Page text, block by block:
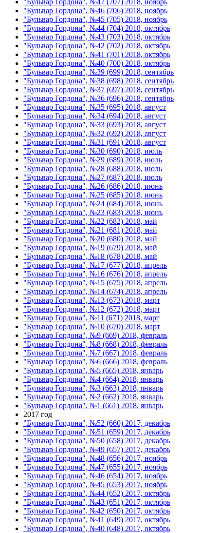
"Бульвар Гордона", №46 (706) 2018, ноябрь
"Бульвар Гордона", №45 (705) 2018, ноябрь
"Бульвар Гордона", №44 (704) 2018, октябрь
"Бульвар Гордона", №43 (703) 2018, октябрь
"Бульвар Гордона", №42 (702) 2018, октябрь
"Бульвар Гордона", №41 (701) 2018, октябрь
"Бульвар Гордона", №40 (700) 2018, октябрь
"Бульвар Гордона", №39 (699) 2018, сентябрь
"Бульвар Гордона", №38 (698) 2018, сентябрь
"Бульвар Гордона", №37 (697) 2018, сентябрь
"Бульвар Гордона", №36 (696) 2018, сентябрь
"Бульвар Гордона", №35 (695) 2018, август
"Бульвар Гордона", №34 (694) 2018, август
"Бульвар Гордона", №33 (693) 2018, август
"Бульвар Гордона", №32 (692) 2018, август
"Бульвар Гордона", №31 (691) 2018, август
"Бульвар Гордона", №30 (690) 2018, июль
"Бульвар Гордона", №29 (689) 2018, июль
"Бульвар Гордона", №28 (688) 2018, июль
"Бульвар Гордона", №27 (687) 2018, июль
"Бульвар Гордона", №26 (686) 2018, июнь
"Бульвар Гордона", №25 (685) 2018, июнь
"Бульвар Гордона", №24 (684) 2018, июнь
"Бульвар Гордона", №23 (683) 2018, июнь
"Бульвар Гордона", №22 (682) 2018, май
"Бульвар Гордона", №21 (681) 2018, май
"Бульвар Гордона", №20 (680) 2018, май
"Бульвар Гордона", №19 (679) 2018, май
"Бульвар Гордона", №18 (678) 2018, май
"Бульвар Гордона", №17 (677) 2018, апрель
"Бульвар Гордона", №16 (676) 2018, апрель
"Бульвар Гордона", №15 (675) 2018, апрель
"Бульвар Гордона", №14 (674) 2018, апрель
"Бульвар Гордона", №13 (673) 2018, март
"Бульвар Гордона", №12 (672) 2018, март
"Бульвар Гордона", №11 (671) 2018, март
"Бульвар Гордона", №10 (670) 2018, март
"Бульвар Гордона", №9 (669) 2018, февраль
"Бульвар Гордона", №8 (668) 2018, февраль
"Бульвар Гордона", №7 (667) 2018, февраль
"Бульвар Гордона", №6 (666) 2018, февраль
"Бульвар Гордона", №5 (665) 2018, январь
"Бульвар Гордона", №4 (664) 2018, январь
"Бульвар Гордона", №3 (663) 2018, январь
"Бульвар Гордона", №2 (662) 2018, январь
"Бульвар Гордона", №1 (661) 2018, январь
2017 год
"Бульвар Гордона", №52 (660) 2017, декабрь
"Бульвар Гордона", №51 (659) 2017, декабрь
"Бульвар Гордона", №50 (658) 2017, декабрь
"Бульвар Гордона", №49 (657) 2017, декабрь
"Бульвар Гордона", №48 (656) 2017, ноябрь
"Бульвар Гордона", №47 (655) 2017, ноябрь
"Бульвар Гордона", №46 (654) 2017, ноябрь
"Бульвар Гордона", №45 (653) 2017, ноябрь
"Бульвар Гордона", №44 (652) 2017, октябрь
"Бульвар Гордона", №43 (651) 2017, октябрь
"Бульвар Гордона", №42 (650) 2017, октябрь
"Бульвар Гордона", №41 (649) 2017, октябрь
"Бульвар Гордона", №40 (648) 2017, октябрь